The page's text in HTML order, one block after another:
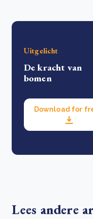
Uitgelicht
De kracht van
bomen
Download for
Lees andere